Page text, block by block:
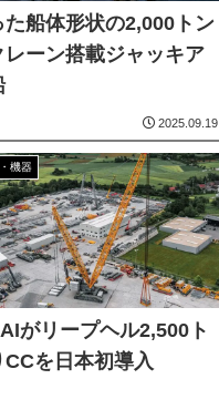
た船体形状の2,000トン
レーン搭載ジャッキア
2025.09.19
機器
がリープヘル2,500ト
CCを日本初導入